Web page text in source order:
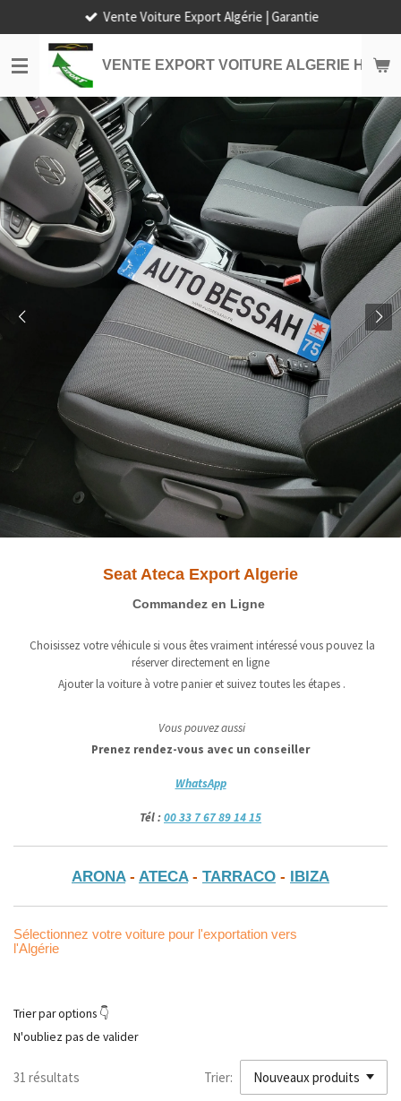
au
contenu
principal
VENTE EXPORT VOITURE ALGERIE HORS
Vente Voiture Export Algérie | Garantie
Seat Ateca Export Algerie
Commandez en Ligne
Choisissez votre véhicule si vous êtes vraiment intéressé vous pouvez la
réserver directement en ligne
Ajouter la voiture à votre panier et suivez toutes les étapes .
Vous pouvez aussi
Prenez rendez-vous avec un conseiller
WhatsApp
Tél :00 33 7 67 89 14 15
ARONA- ATECA- TARRACO - IBIZA
Sélectionnez votre voiture pour l'exportation vers
l'Algérie
Trier par options 👇
N'oubliez pas de valider
31 résultats Trier: